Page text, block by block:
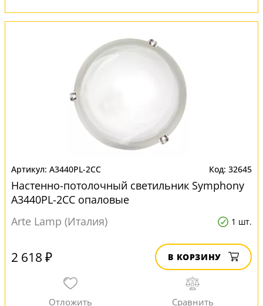
A3440PL-2CC 32645
Настенно-потолочный светильник Symphony
A3440PL-2CC опаловые
Arte Lamp (Италия)
1 шт.
2 618 ₽ В КОРЗИНУ